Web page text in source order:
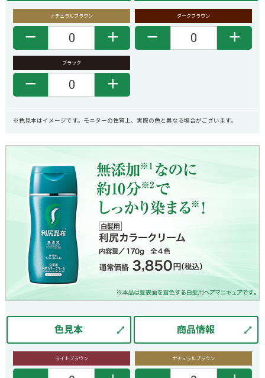
ナチュラルブラウン
－ ＋
ダークブラウン
－ ＋
ブラック
－ ＋
※色見本はイメージです。モニターの性質上、実際の色と異なる場合がございます。
色見本 商品情報
ライトブラウン ナチュラルブラウン